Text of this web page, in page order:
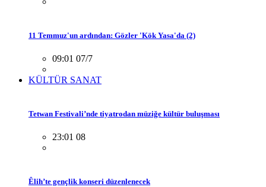
11 Temmuz'un ardından: Gözler 'Kök Yasa'da (2)
09:01 07/7
KÜLTÜR SANAT
Tetwan Festivali’nde tiyatrodan müziğe kültür buluşması
23:01 08
Êlih’te gençlik konseri düzenlenecek